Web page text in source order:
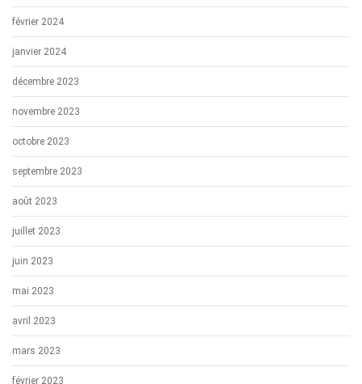
février 2024
janvier 2024
décembre 2023
novembre 2023
octobre 2023
septembre 2023
août 2023
juillet 2023
juin 2023
mai 2023
avril 2023
mars 2023
février 2023